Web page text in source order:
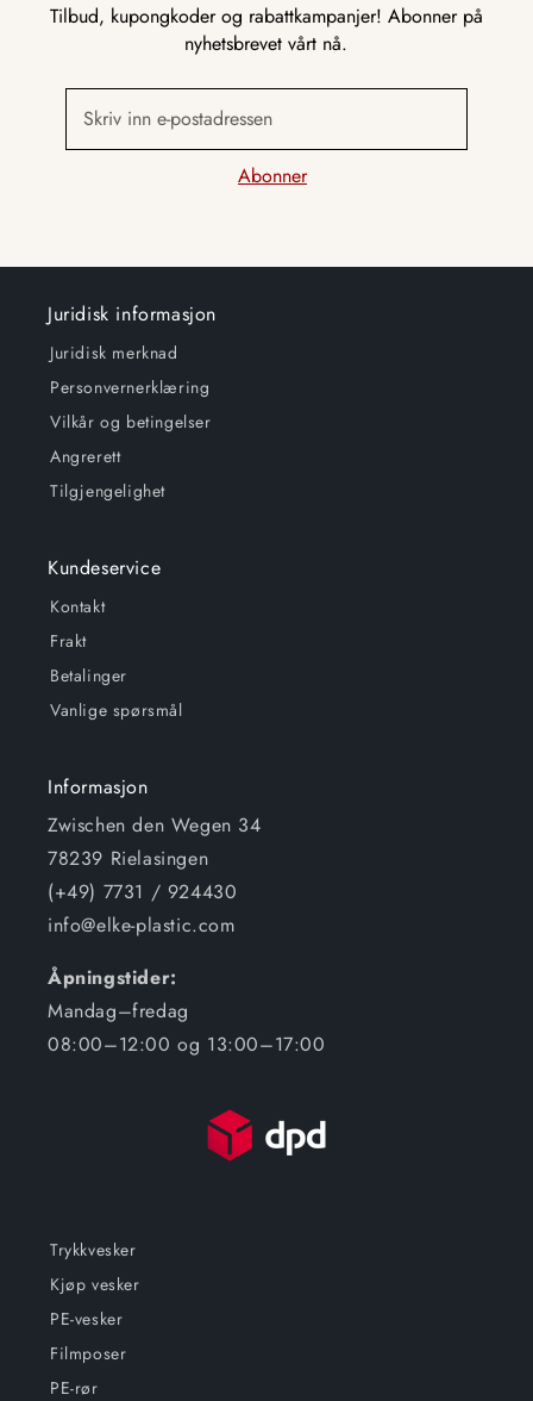
Tilbud, kupongkoder og rabattkampanjer! Abonner på
nyhetsbrevet vårt nå.
Skriv inn e-postadressen
Abonner
Juridisk informasjon
Juridisk merknad
Personvernerklæring
Vilkår og betingelser
Angrerett
Tilgjengelighet
Kundeservice
Kontakt
Frakt
Betalinger
Vanlige spørsmål
Informasjon
Zwischen den Wegen 34
78239 Rielasingen
(+49) 7731 / 924430
info@elke-plastic.com
Åpningstider:
Mandag–fredag
08:00–12:00 og 13:00–17:00
Trykkvesker
Kjøp vesker
PE-vesker
Filmposer
PE-rør